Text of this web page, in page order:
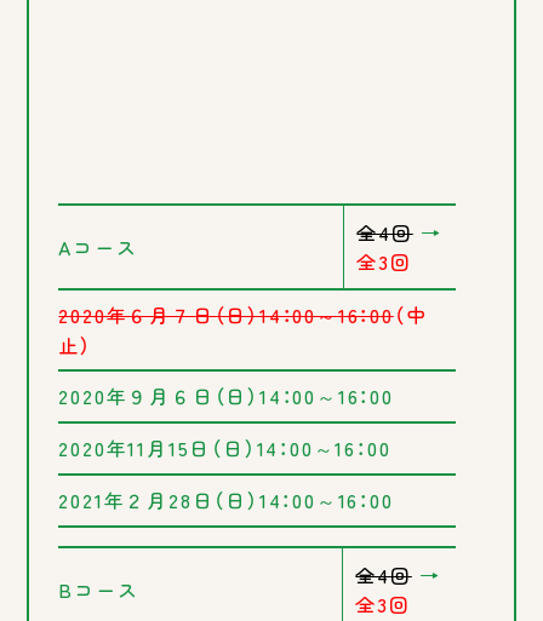
Aコース 全4回 →
全3回
2020年６月７日（日）14：00～16：00（中
止）
2020年９月６日（日）14：00～16：00
2020年11月15日（日）14：00～16：00
2021年２月28日（日）14：00～16：00
Bコース 全4回 →
全3回